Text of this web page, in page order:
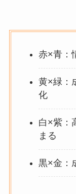
赤×青：
黄×緑：
化
白×紫：
まる
黒×金：